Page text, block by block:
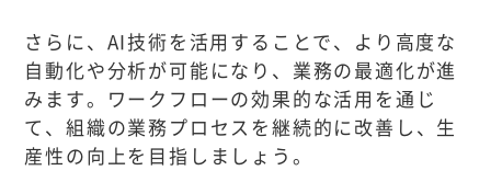
さらに、AI技術を活用することで、より高度な
自動化や分析が可能になり、業務の最適化が進
みます。ワークフローの効果的な活用を通じ
て、組織の業務プロセスを継続的に改善し、生
産性の向上を目指しましょう。